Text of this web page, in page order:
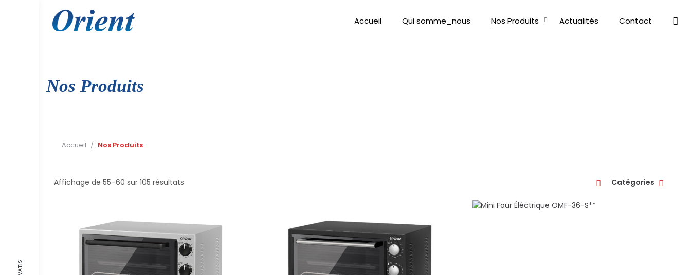
content
Accueil Qui somme_nous Nos Produits Actualités Contact
Nos Produits
Accueil / Nos Produits
Affichage de 55–60 sur 105 résultats
popularité
Catégories